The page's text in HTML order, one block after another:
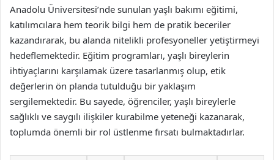
Anadolu Üniversitesi’nde sunulan yaşlı bakımı eğitimi,
katılımcılara hem teorik bilgi hem de pratik beceriler
kazandırarak, bu alanda nitelikli profesyoneller yetiştirmeyi
hedeflemektedir. Eğitim programları, yaşlı bireylerin
ihtiyaçlarını karşılamak üzere tasarlanmış olup, etik
değerlerin ön planda tutulduğu bir yaklaşım
sergilemektedir. Bu sayede, öğrenciler, yaşlı bireylerle
sağlıklı ve saygılı ilişkiler kurabilme yeteneği kazanarak,
toplumda önemli bir rol üstlenme fırsatı bulmaktadırlar.